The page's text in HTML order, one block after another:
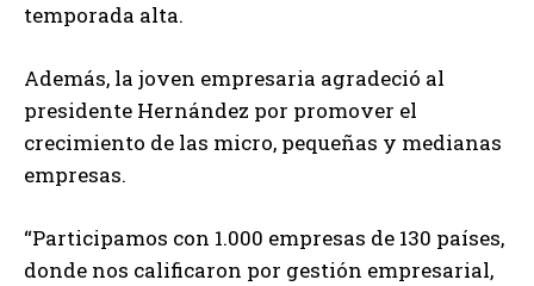
temporada alta.
Además, la joven empresaria agradeció al
presidente Hernández por promover el
crecimiento de las micro, pequeñas y medianas
empresas.
“Participamos con 1.000 empresas de 130 países,
donde nos calificaron por gestión empresarial,